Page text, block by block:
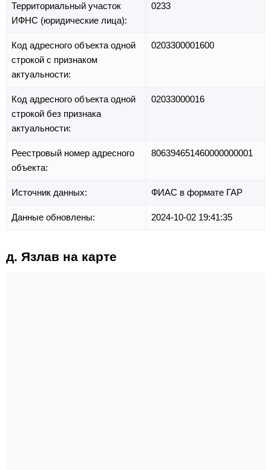
Территориальный участок
ИФНС (юридические лица):
0233
Код адресного объекта одной
строкой с признаком
актуальности:
0203300001600
Код адресного объекта одной
строкой без признака
актуальности:
02033000016
Реестровый номер адресного
объекта:
806394651460000000001
Источник данных: ФИАС в формате ГАР
Данные обновлены: 2024-10-02 19:41:35
д. Язлав на карте